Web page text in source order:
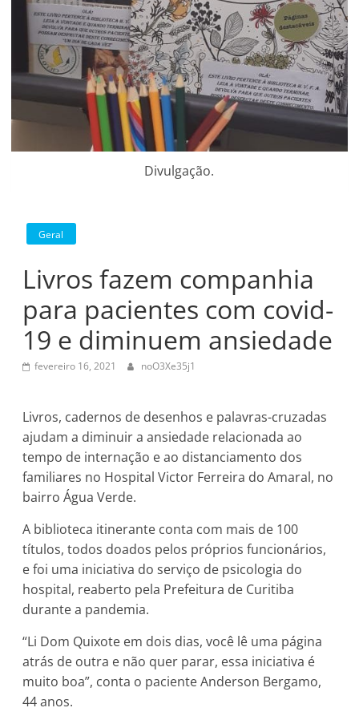
Divulgação.
Geral
Livros fazem companhia
para pacientes com covid-
19 e diminuem ansiedade
fevereiro 16, 2021 noO3Xe35j1
Livros, cadernos de desenhos e palavras-cruzadas
ajudam a diminuir a ansiedade relacionada ao
tempo de internação e ao distanciamento dos
familiares no Hospital Victor Ferreira do Amaral, no
bairro Água Verde.
A biblioteca itinerante conta com mais de 100
títulos, todos doados pelos próprios funcionários,
e foi uma iniciativa do serviço de psicologia do
hospital, reaberto pela Prefeitura de Curitiba
durante a pandemia.
“Li Dom Quixote em dois dias, você lê uma página
atrás de outra e não quer parar, essa iniciativa é
muito boa”, conta o paciente Anderson Bergamo,
44 anos.